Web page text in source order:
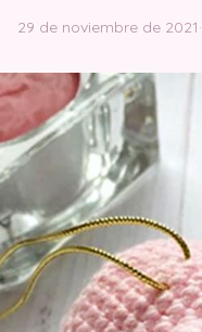
29 de noviembre de 2021·